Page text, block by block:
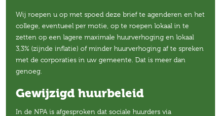
Wij roepen u op met spoed deze brief te agenderen en het
college, eventueel per motie, op te roepen lokaal in te
zetten op een lagere maximale huurverhoging en lokaal
3,3% (zijnde inflatie) of minder huurverhoging af te spreken
met de corporaties in uw gemeente. Dat is meer dan
genoeg.
Gewijzigd huurbeleid
In de NPA is afgesproken dat sociale huurders via